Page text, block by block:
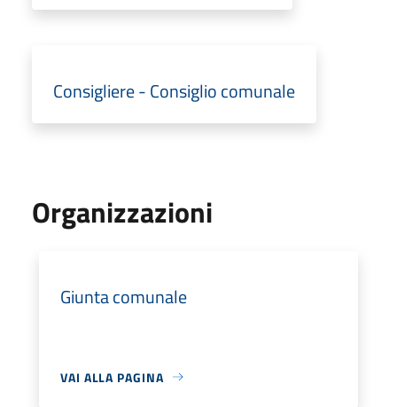
Consigliere - Consiglio comunale
Organizzazioni
Giunta comunale
VAI ALLA PAGINA